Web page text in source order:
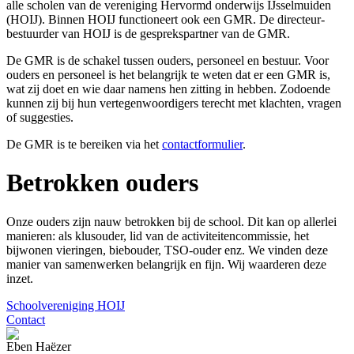
alle scholen van de vereniging Hervormd onderwijs IJsselmuiden
(HOIJ). Binnen HOIJ functioneert ook een GMR. De directeur-
bestuurder van HOIJ is de gesprekspartner van de GMR.
De GMR is de schakel tussen ouders, personeel en bestuur. Voor
ouders en personeel is het belangrijk te weten dat er een GMR is,
wat zij doet en wie daar namens hen zitting in hebben. Zodoende
kunnen zij bij hun vertegenwoordigers terecht met klachten, vragen
of suggesties.
De GMR is te bereiken via het contactformulier.
Betrokken ouders
Onze ouders zijn nauw betrokken bij de school. Dit kan op allerlei
manieren: als klusouder, lid van de activiteitencommissie, het
bijwonen vieringen, biebouder, TSO-ouder enz. We vinden deze
manier van samenwerken belangrijk en fijn. Wij waarderen deze
inzet.
Schoolvereniging HOIJ
Contact
Eben Haëzer